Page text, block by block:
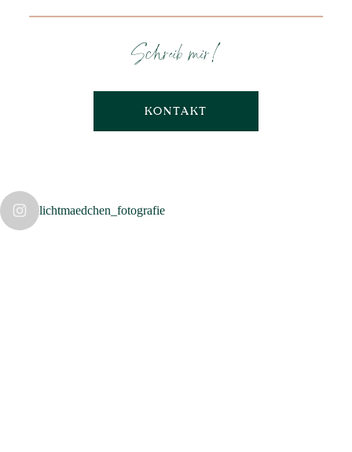
Schreib mir!
KONTAKT
lichtmaedchen_fotografie